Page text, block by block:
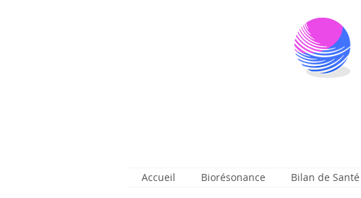
Accueil Biorésonance Bilan de Santé